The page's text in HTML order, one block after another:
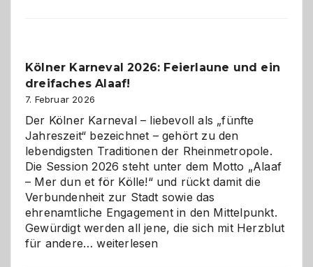
geworden
Kölner Karneval 2026: Feierlaune und ein
dreifaches Alaaf!
7. Februar 2026
Der Kölner Karneval – liebevoll als „fünfte
Jahreszeit“ bezeichnet – gehört zu den
lebendigsten Traditionen der Rheinmetropole.
Die Session 2026 steht unter dem Motto „Alaaf
– Mer dun et för Kölle!“ und rückt damit die
Verbundenheit zur Stadt sowie das
ehrenamtliche Engagement in den Mittelpunkt.
Gewürdigt werden all jene, die sich mit Herzblut
für andere…Kölner
weiterlesen